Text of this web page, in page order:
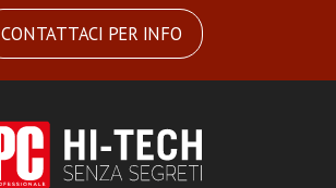
CONTATTACI PER INFO